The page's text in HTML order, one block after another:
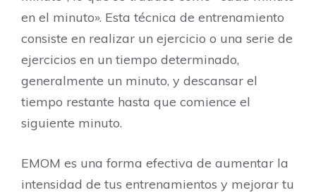
en el minuto». Esta técnica de entrenamiento
consiste en realizar un ejercicio o una serie de
ejercicios en un tiempo determinado,
generalmente un minuto, y descansar el
tiempo restante hasta que comience el
siguiente minuto.
EMOM es una forma efectiva de aumentar la
intensidad de tus entrenamientos y mejorar tu